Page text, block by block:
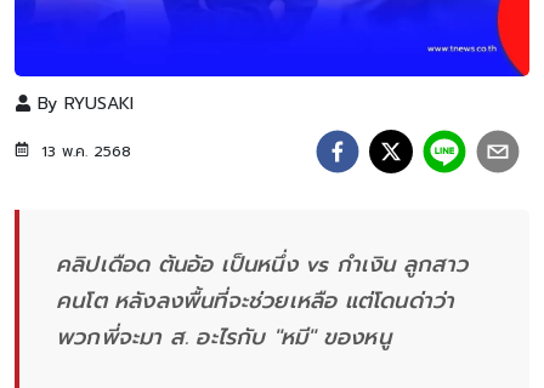
By RYUSAKI
13 พ.ค. 2568
คลิปเดือด ต้นอ้อ เป็นหนึ่ง vs กำเงิน ลูกสาว
คนโต หลังลงพื้นที่จะช่วยเหลือ แต่โดนด่าว่า
พวกพี่จะมา ส. อะไรกับ "หมี" ของหนู